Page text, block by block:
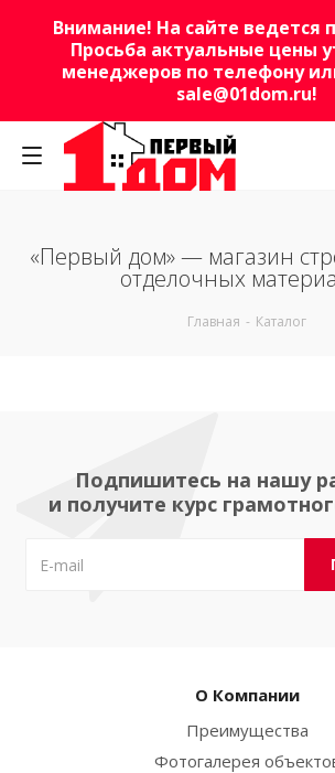
Внимание! На сайте ведется
Просьба актуальные цены
менеджеров по телефону
sale@01dom.ru!
«Первый дом» — магазин
отделочных
Главная - Каталог
Подпишитесь на нашу
и получите курс
О Компании
Преимущества
Фотогалерея